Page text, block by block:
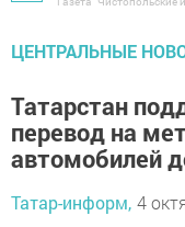
ЦЕНТРАЛЬНЫЕ
Татарстан
перевод на
автомобилей
Татар-информ, 4